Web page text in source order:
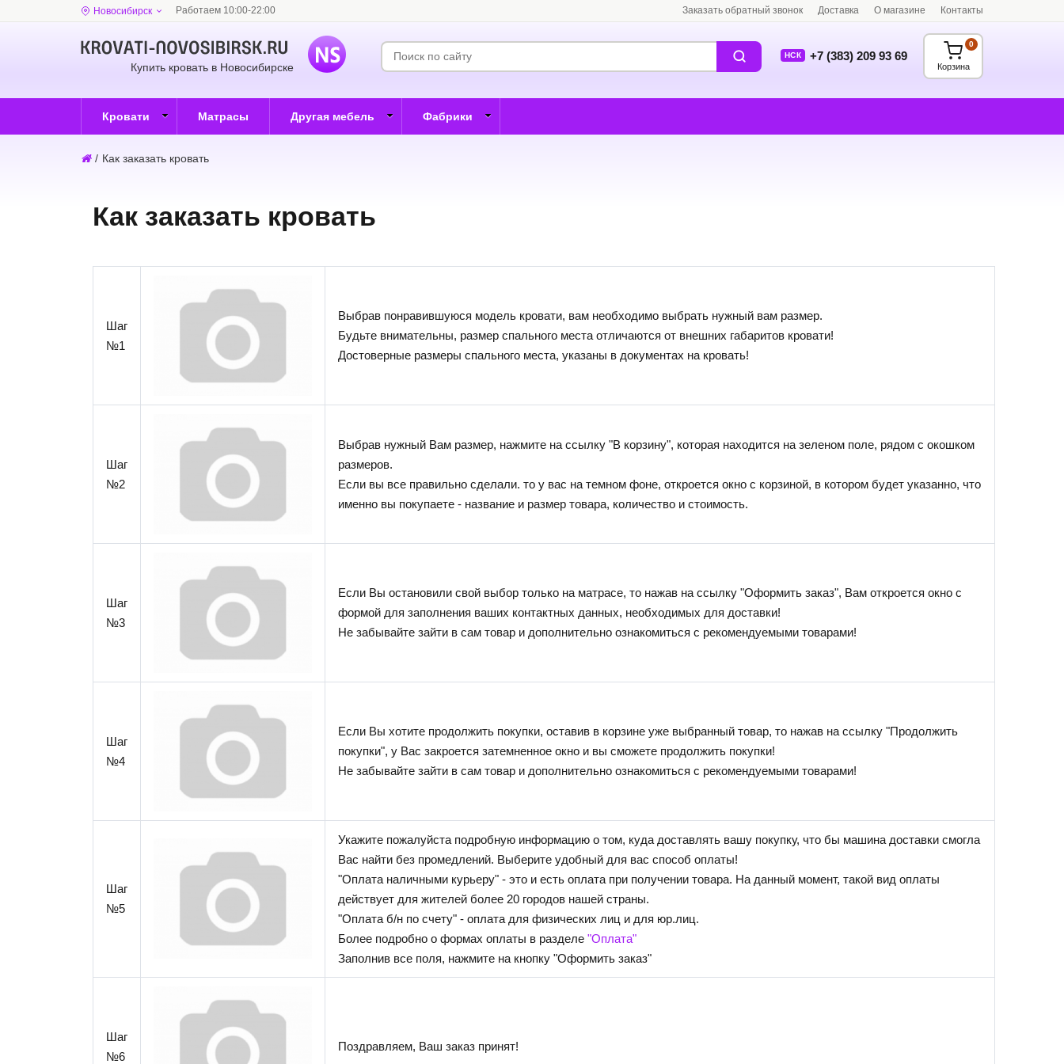
Новосибирск Работаем 10:00-22:00 Заказать обратный звонок Доставка О магазине Контакты
Купить кровать в Новосибирске
НСК +7 (383) 209 93 69
Корзина
0
Кровати Матрасы Другая мебель Фабрики
/ Как заказать кровать
Как заказать кровать
Шаг
№1
Выбрав понравившуюся модель кровати, вам необходимо выбрать нужный вам размер.
Будьте внимательны, размер спального места отличаются от внешних габаритов кровати!
Достоверные размеры спального места, указаны в документах на кровать!
Шаг
№2
Выбрав нужный Вам размер, нажмите на ссылку "В корзину", которая находится на зеленом поле, рядом с окошком
размеров.
Если вы все правильно сделали. то у вас на темном фоне, откроется окно с корзиной, в котором будет указанно, что
именно вы покупаете - название и размер товара, количество и стоимость.
Шаг
№3
Если Вы остановили свой выбор только на матрасе, то нажав на ссылку "Оформить заказ", Вам откроется окно с
формой для заполнения ваших контактных данных, необходимых для доставки!
Не забывайте зайти в сам товар и дополнительно ознакомиться с рекомендуемыми товарами!
Шаг
№4
Если Вы хотите продолжить покупки, оставив в корзине уже выбранный товар, то нажав на ссылку "Продолжить
покупки", у Вас закроется затемненное окно и вы сможете продолжить покупки!
Не забывайте зайти в сам товар и дополнительно ознакомиться с рекомендуемыми товарами!
Шаг
№5
Укажите пожалуйста подробную информацию о том, куда доставлять вашу покупку, что бы машина доставки смогла
Вас найти без промедлений. Выберите удобный для вас способ оплаты!
"Оплата наличными курьеру" - это и есть оплата при получении товара. На данный момент, такой вид оплаты
действует для жителей более 20 городов нашей страны.
"Оплата б/н по счету" - оплата для физических лиц и для юр.лиц.
Более подробно о формах оплаты в разделе "Оплата"
Заполнив все поля, нажмите на кнопку "Оформить заказ"
Шаг
№6
Поздравляем, Ваш заказ принят!